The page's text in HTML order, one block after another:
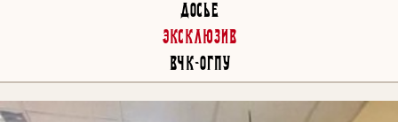
Досье
Эксклюзив
ВЧК-ОГПУ